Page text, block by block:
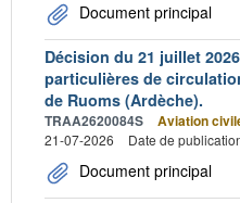
Document principal
Décision du 21 juillet
particulières de
de Ruoms (Ardèche).
TRAA2620084S Aviation
21-07-2026
Date de
Document principal